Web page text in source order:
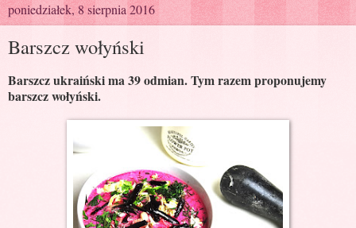
poniedziałek, 8 sierpnia 2016
Barszcz wołyński
Barszcz ukraiński ma 39 odmian. Tym razem proponujemy
barszcz wołyński.